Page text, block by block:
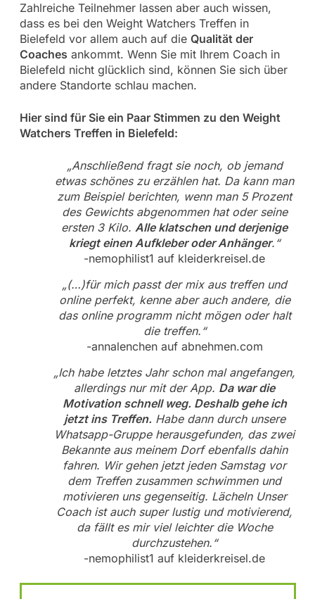
Zahlreiche Teilnehmer lassen aber auch wissen,
dass es bei den Weight Watchers Treffen in
Bielefeld vor allem auch auf die Qualität der
Coaches ankommt. Wenn Sie mit Ihrem Coach in
Bielefeld nicht glücklich sind, können Sie sich über
andere Standorte schlau machen.
Hier sind für Sie ein Paar Stimmen zu den Weight
Watchers Treffen in Bielefeld:
„Anschließend fragt sie noch, ob jemand
etwas schönes zu erzählen hat. Da kann man
zum Beispiel berichten, wenn man 5 Prozent
des Gewichts abgenommen hat oder seine
ersten 3 Kilo. Alle klatschen und derjenige
kriegt einen Aufkleber oder Anhänger.“
-nemophilist1 auf kleiderkreisel.de
„(…)für mich passt der mix aus treffen und
online perfekt, kenne aber auch andere, die
das online programm nicht mögen oder halt
die treffen.“
-annalenchen auf abnehmen.com
„Ich habe letztes Jahr schon mal angefangen,
allerdings nur mit der App. Da war die
Motivation schnell weg. Deshalb gehe ich
jetzt ins Treffen. Habe dann durch unsere
Whatsapp-Gruppe herausgefunden, das zwei
Bekannte aus meinem Dorf ebenfalls dahin
fahren. Wir gehen jetzt jeden Samstag vor
dem Treffen zusammen schwimmen und
motivieren uns gegenseitig. Lächeln Unser
Coach ist auch super lustig und motivierend,
da fällt es mir viel leichter die Woche
durchzustehen.“
-nemophilist1 auf kleiderkreisel.de